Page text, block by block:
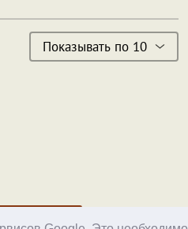
Показывать по 10